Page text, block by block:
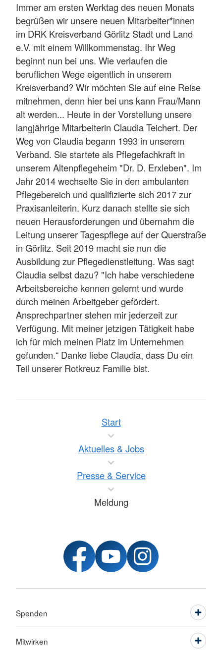
Immer am ersten Werktag des neuen Monats
begrüßen wir unsere neuen Mitarbeiter*innen
im DRK Kreisverband Görlitz Stadt und Land
e.V. mit einem Willkommenstag. Ihr Weg
beginnt nun bei uns. Wie verlaufen die
beruflichen Wege eigentlich in unserem
Kreisverband? Wir möchten Sie auf eine Reise
mitnehmen, denn hier bei uns kann Frau/Mann
alt werden... Heute in der Vorstellung unsere
langjährige Mitarbeiterin Claudia Teichert. Der
Weg von Claudia begann 1993 in unserem
Verband. Sie startete als Pflegefachkraft in
unserem Altenpflegeheim "Dr. D. Erxleben". Im
Jahr 2014 wechselte Sie in den ambulanten
Pflegebereich und qualifizierte sich 2017 zur
Praxisanleiterin. Kurz danach stellte sie sich
neuen Herausforderungen und übernahm die
Leitung unserer Tagespflege auf der Querstraße
in Görlitz. Seit 2019 macht sie nun die
Ausbildung zur Pflegedienstleitung. Was sagt
Claudia selbst dazu? "Ich habe verschiedene
Arbeitsbereiche kennen gelernt und wurde
durch meinen Arbeitgeber gefördert.
Ansprechpartner stehen mir jederzeit zur
Verfügung. Mit meiner jetzigen Tätigkeit habe
ich für mich meinen Platz im Unternehmen
gefunden.“ Danke liebe Claudia, dass Du ein
Teil unserer Rotkreuz Familie bist.
Start
Aktuelles & Jobs
Presse & Service
Meldung
Spenden
Mitwirken